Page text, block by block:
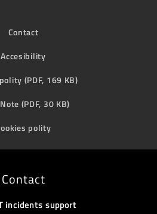
Contact
Accesibility
(PDF, 169 KB)
(PDF, 30 KB)
polity
Contact
incidents support